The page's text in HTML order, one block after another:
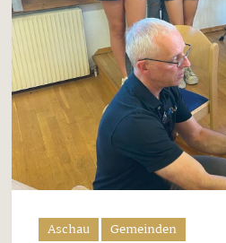
Aschau Gemeinden